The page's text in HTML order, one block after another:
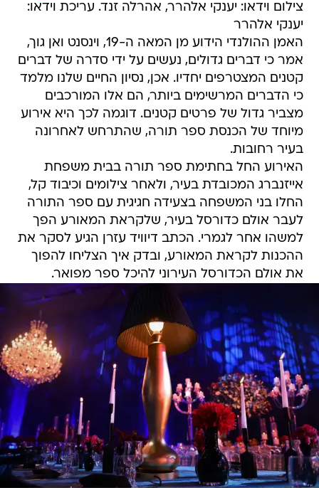
צילום וידאו: יענקי אלהרר, אהרלה זנד. עריכת וידאו:
יענקי אלהרר
האמן ההולנדי הידוע מן המאה ה-19, וינסנט ואן גוך,
אמר כי דברים גדולים, נעשים על ידי סדרה של דברים
קטנים המצטרפים יחדיו. אכן, נסיון החיים שלנו מלמד
כי הדברים המרשימים ביותר, הם אלו המורכבים
מצביר גדול של פרטים קטנים. דוגמה לכך היא אירוע
מיוחד של הכנסת ספר תורה, שהתרחש לאחרונה
בעיר רחובות.
האירוע החל בחתימת ספר תורה בבית משפחת
אייזנברג המכובדת בעיר, ולאחר צילומים וכיבוד קל,
החלו בני המשפחה בצעידה חגיגית עם ספר התורה
לעבר אולם כדורסל בעיר, שלקראת המאורע הפך
למשהו אחר לגמרי. הכתב דיוויד עזרן הגיע לסקר את
ההכנות לקראת המאורע, ובדק איך הצליחו להפוך
את אולם הכדורסל העירוני להיכל ספר מפואר.